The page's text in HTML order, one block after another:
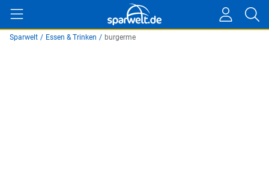
Sparwelt / Essen & Trinken / burgerme